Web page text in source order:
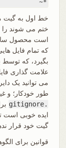
*~
ختم می شوند را
است محصول
که تمام فایل
علامت گذاری
طور خودکار؛ و
.gitignore
ایده خوبی است
گیت خود قرار
قوانین برای